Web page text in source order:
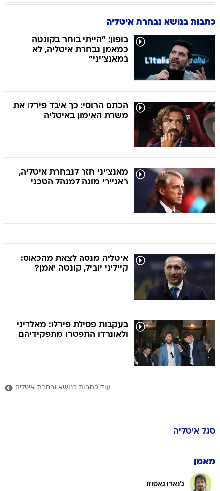
כתבות בנושא נבחרת איטליה
בופון: "הייתי בוחר בקונטה
כמאמן נבחרת איטליה, לא
במאנצ'יני"
הכתם הרוסי: כך איבד פירלו את
משרת האימון באיטליה
מאנצ'יני חזר לנבחרת איטליה,
ראניירי מונה למנהל הטכני
איטליה מנסה לצאת מהכאוס:
קייליני יוביל, קונטה יאמן?
בעקבות פסילת פירלו: מאלדיני
ולאונרדו התפטרו מתפקידיהם
עוד כתבות בנושא נבחרת איטליה
סגל איטליה
מאמן
ג'נארו גאטוזו